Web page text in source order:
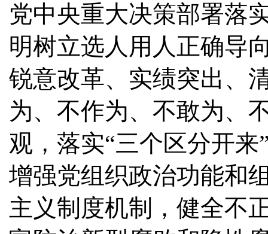
党中央重大决策部署落
明树立选人用人正确导
锐意改革、实绩突出、
为、不作为、不敢为、
观，落实“三个区分开
增强党组织政治功能和
主义制度机制，健全不